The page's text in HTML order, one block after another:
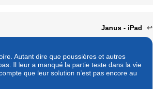
Janus - iPad ↩
Autant dire que poussières et autres
Il leur a manqué la partie teste dans la vie
que leur solution n’est pas encore au